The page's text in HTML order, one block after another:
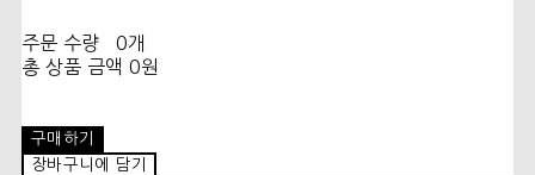
주문 수량
0개
총 상품 금액 0원
구매하기
장바구니에 담기